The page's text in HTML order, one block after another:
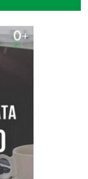
сделали
строить на